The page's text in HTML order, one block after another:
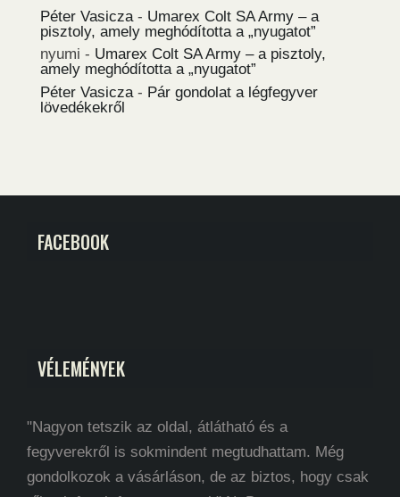
Péter Vasicza - Umarex Colt SA Army – a
pisztoly, amely meghódította a „nyugatot”
nyumi - Umarex Colt SA Army – a pisztoly,
amely meghódította a „nyugatot”
Péter Vasicza - Pár gondolat a légfegyver
lövedékekről
FACEBOOK
VÉLEMÉNYEK
"Nagyon tetszik az oldal, átlátható és a
fegyverekről is sokmindent megtudhattam. Még
gondolkozok a vásárláson, de az biztos, hogy csak